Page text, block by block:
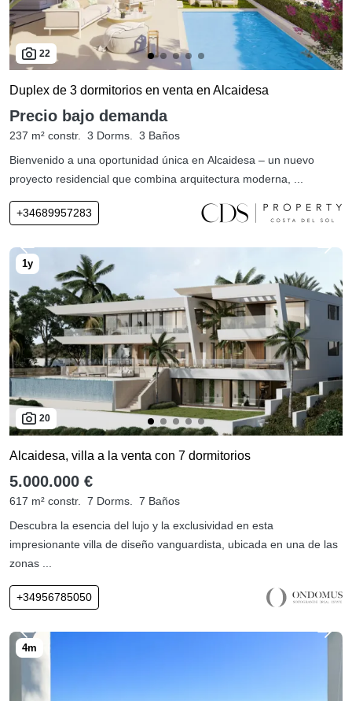
22
Duplex de 3 dormitorios en venta en Alcaidesa
Precio bajo demanda
237 m² constr. 3 Dorms.
3 Baños
Bienvenido a una oportunidad única en Alcaidesa – un nuevo
proyecto residencial que combina arquitectura moderna, ...
+34689957283
20
Alcaidesa, villa a la venta con 7 dormitorios
5.000.000 €
617 m² constr. 7 Dorms.
7 Baños
Descubra la esencia del lujo y la exclusividad en esta
impresionante villa de diseño vanguardista, ubicada en una de las
zonas ...
+34956785050